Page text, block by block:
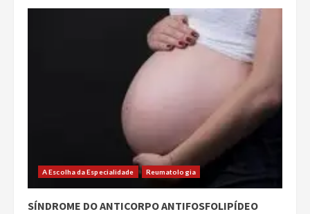
A Escolha da Especialidade Reumatologia
SÍNDROME DO ANTICORPO ANTIFOSFOLIPÍDEO